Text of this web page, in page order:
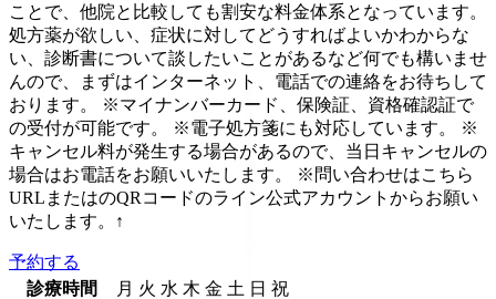
ことで、他院と比較しても割安な料金体系となっています。
処方薬が欲しい、症状に対してどうすればよいかわからな
い、診断書について談したいことがあるなど何でも構いませ
んので、まずはインターネット、電話での連絡をお待ちして
おります。 ※マイナンバーカード、保険証、資格確認証で
の受付が可能です。 ※電子処方箋にも対応しています。 ※
キャンセル料が発生する場合があるので、当日キャンセルの
場合はお電話をお願いいたします。 ※問い合わせはこちら
URLまたはのQRコードのライン公式アカウントからお願い
いたします。↑
予約する
診療時間
月 火 水 木 金 土 日 祝